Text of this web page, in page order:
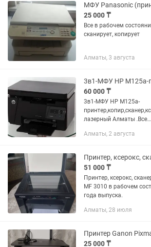
25 000 ₸
Все в рабочем
сканирует, копирует
Алматы, 3 августа
60 000 ₸
3в1-МФУ HP M125a-
лазерный Алматы .Все
ГАРАНТИЯ на
Алматы, 2 августа
51 000 ₸
Принтер, ксерокс,
MF 3010 в рабочем
года выпуска.
Алматы, 28 июля
25 000 ₸